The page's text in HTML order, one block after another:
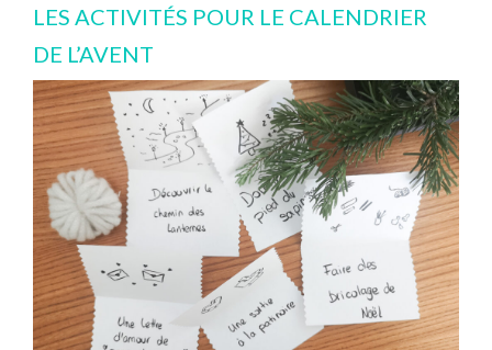
LES ACTIVITÉS POUR LE CALENDRIER
DE L’AVENT